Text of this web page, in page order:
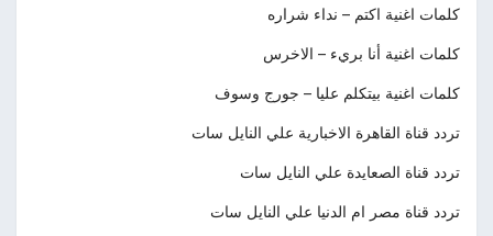
كلمات اغنية اكتم – نداء شراره
كلمات اغنية أنا بريء – الاخرس
كلمات اغنية بيتكلم عليا – جورج وسوف
تردد قناة القاهرة الاخبارية علي النايل سات
تردد قناة الصعايدة علي النايل سات
تردد قناة مصر ام الدنيا علي النايل سات